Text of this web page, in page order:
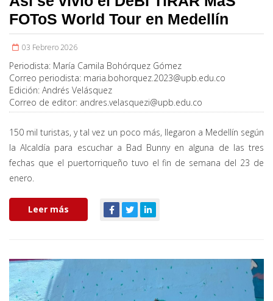
FOToS World Tour en Medellín
03 Febrero 2026
Periodista: María Camila Bohórquez Gómez
Correo periodista: maria.bohorquez.2023@upb.edu.co
Edición: Andrés Velásquez
Correo de editor: andres.velasquezi@upb.edu.co
150 mil turistas, y tal vez un poco más, llegaron a Medellín según
la Alcaldía para escuchar a Bad Bunny en alguna de las tres
fechas que el puertorriqueño tuvo el fin de semana del 23 de
enero.
Leer más